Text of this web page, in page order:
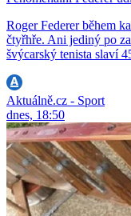
Roger Federer během
čtyřhře. Ani jediný po
švýcarský tenista slaví
Aktuálně.cz - Sport
dnes, 18:50